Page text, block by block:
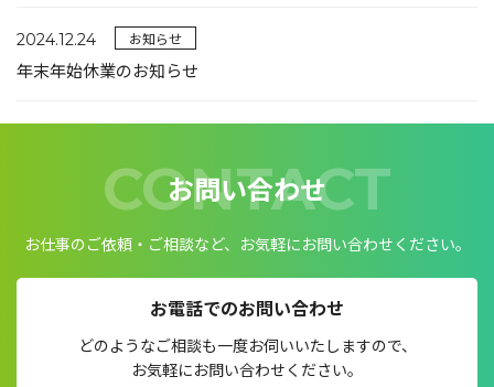
2024.12.24 お知らせ
年末年始休業のお知らせ
お問い合わせ
CONTACT
お仕事のご依頼・ご相談など、お気軽にお問い合わせください。
お電話でのお問い合わせ
どのようなご相談も一度お伺いいたしますので、
お気軽にお問い合わせください。